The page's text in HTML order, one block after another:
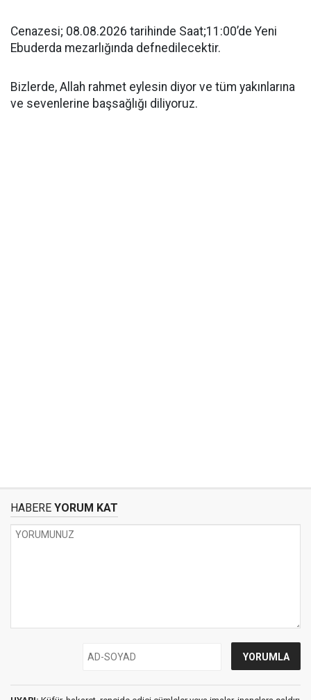
Cenazesi; 08.08.2026 tarihinde Saat;11:00’de Yeni
Ebuderda mezarlığında defnedilecektir.
Bizlerde, Allah rahmet eylesin diyor ve tüm yakınlarına
ve sevenlerine başsağlığı diliyoruz.
HABERE YORUM KAT